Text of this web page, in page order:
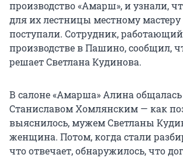
производство «Амарш», и узнали,
для их лестницы местному
поступали. Сотрудник,
производстве в Пашино, сообщил,
решает Светлана Кудинова.
В салоне «Амарша» Алина
Станиславом Хомлянским — как
выяснилось, мужем Светланы
женщина. Потом, когда стали
что отвечает, обнаружилось, что